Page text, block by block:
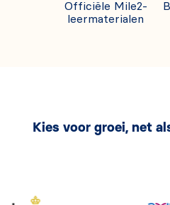
Officiële Mile2-
leermaterialen
Kies voor groei, net